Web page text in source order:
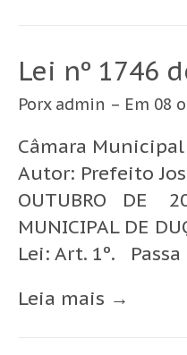
Lei nº 1746
Porx admin – Em 08
Câmara
Autor: Prefeito
OUTUBRO DE
MUNICIPAL DE
Lei: Art. 1º.
Leia mais →